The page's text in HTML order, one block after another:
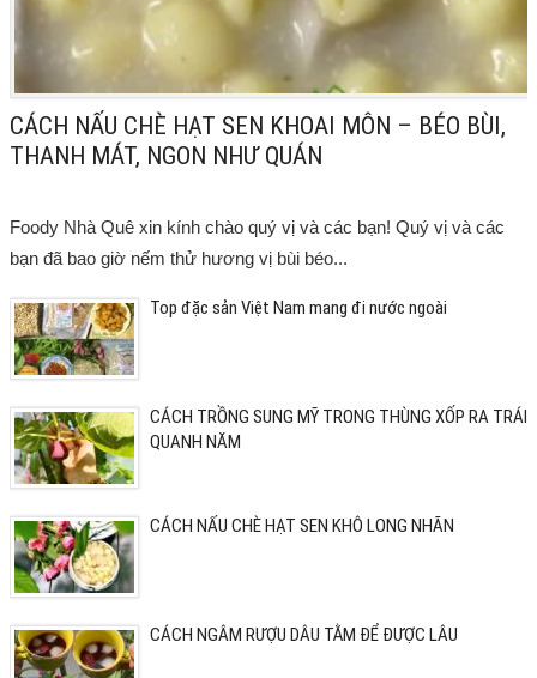
CÁCH NẤU CHÈ HẠT SEN KHOAI MÔN – BÉO BÙI,
THANH MÁT, NGON NHƯ QUÁN
Foody Nhà Quê xin kính chào quý vị và các bạn! Quý vị và các
bạn đã bao giờ nếm thử hương vị bùi béo...
Top đặc sản Việt Nam mang đi nước ngoài
CÁCH TRỒNG SUNG MỸ TRONG THÙNG XỐP RA TRÁI
QUANH NĂM
CÁCH NẤU CHÈ HẠT SEN KHÔ LONG NHÃN
CÁCH NGÂM RƯỢU DÂU TẰM ĐỂ ĐƯỢC LÂU